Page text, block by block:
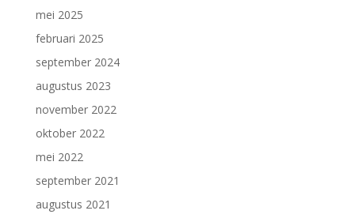
mei 2025
februari 2025
september 2024
augustus 2023
november 2022
oktober 2022
mei 2022
september 2021
augustus 2021